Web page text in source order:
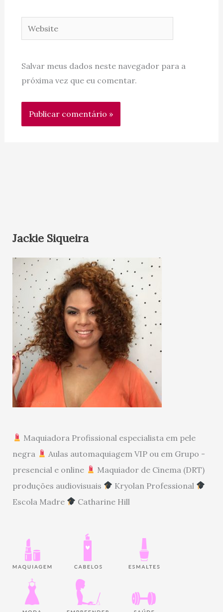
Website
Salvar meus dados neste navegador para a
próxima vez que eu comentar.
Jackie Siqueira
Maquiadora Profissional especialista em pele
negra
Aulas automaquiagem VIP ou em Grupo -
presencial e online
Maquiador de Cinema (DRT)
produções audiovisuais
Kryolan Professional
Escola Madre
Catharine Hill